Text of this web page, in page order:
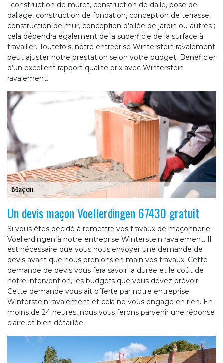
: construction de muret, construction de dalle, pose de
dallage, construction de fondation, conception de terrasse,
construction de mur, conception d’allée de jardin ou autres ;
cela dépendra également de la superficie de la surface à
travailler. Toutefois, notre entreprise Winterstein ravalement
peut ajuster notre prestation selon votre budget. Bénéficier
d’un excellent rapport qualité-prix avec Winterstein
ravalement.
Un devis maçon Voellerdingen 67430 gratuit
Si vous êtes décidé à remettre vos travaux de maçonnerie
Voellerdingen à notre entreprise Winterstein ravalement. Il
est nécessaire que vous nous envoyer une demande de
devis avant que nous prenions en main vos travaux. Cette
demande de devis vous fera savoir la durée et le coût de
notre intervention, les budgets que vous devez prévoir.
Cette demande vous ait offerte par notre entreprise
Winterstein ravalement et cela ne vous engage en rien. En
moins de 24 heures, nous vous ferons parvenir une réponse
claire et bien détaillée.